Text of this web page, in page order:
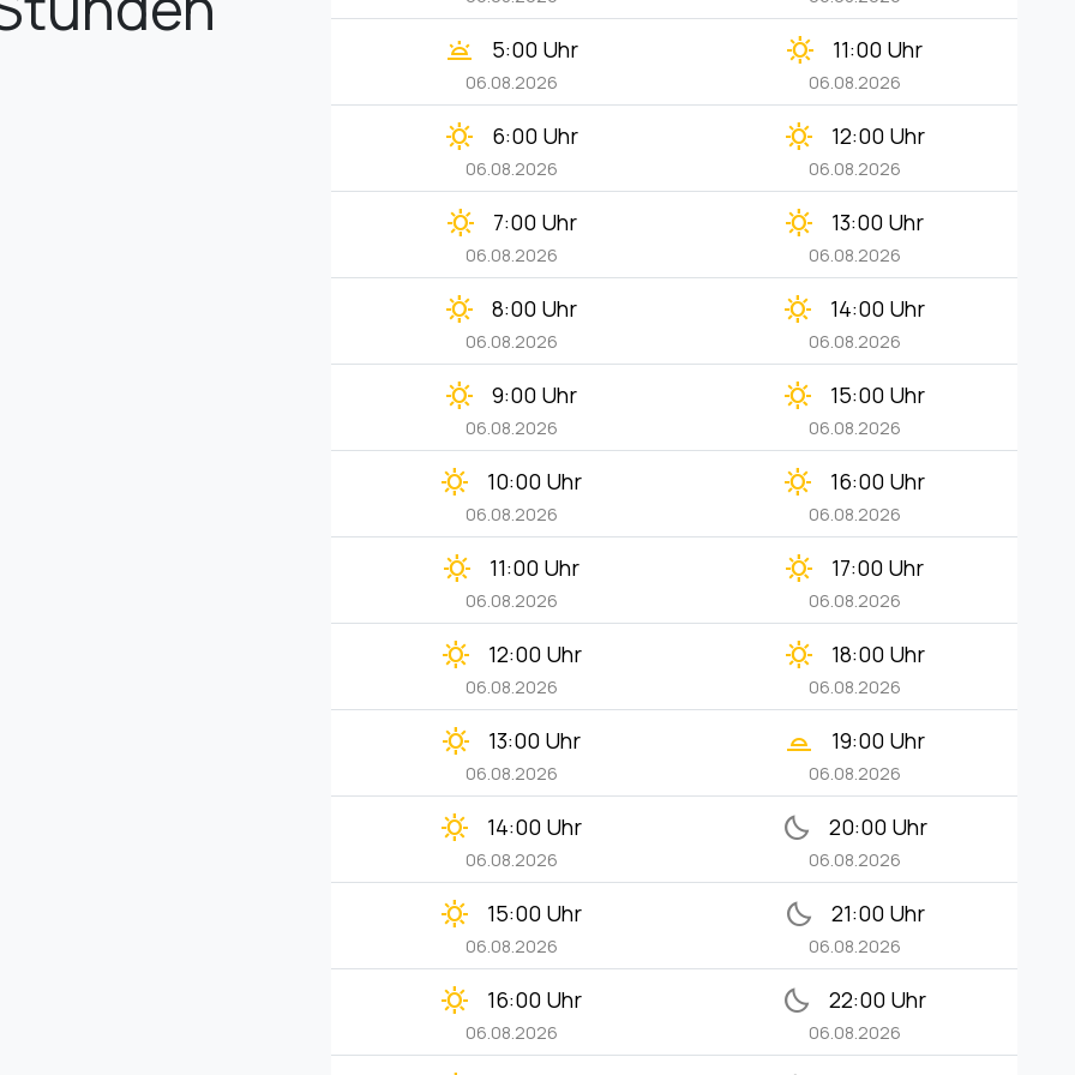
wb_twilight 5:00 Uhr
06.08.2026
clear_day 11:00 Uhr
06.08.2026
clear_day 6:00 Uhr
06.08.2026
clear_day 12:00 Uhr
06.08.2026
clear_day 7:00 Uhr
06.08.2026
clear_day 13:00 Uhr
06.08.2026
clear_day 8:00 Uhr
06.08.2026
clear_day 14:00 Uhr
06.08.2026
clear_day 9:00 Uhr
06.08.2026
clear_day 15:00 Uhr
06.08.2026
clear_day 10:00 Uhr
06.08.2026
clear_day 16:00 Uhr
06.08.2026
clear_day 11:00 Uhr
06.08.2026
clear_day 17:00 Uhr
06.08.2026
clear_day 12:00 Uhr
06.08.2026
clear_day 18:00 Uhr
06.08.2026
clear_day 13:00 Uhr
06.08.2026
wb_twilight_2 19:00 Uhr
06.08.2026
clear_day 14:00 Uhr
06.08.2026
bedtime 20:00 Uhr
06.08.2026
clear_day 15:00 Uhr
06.08.2026
bedtime 21:00 Uhr
06.08.2026
clear_day 16:00 Uhr
06.08.2026
bedtime 22:00 Uhr
06.08.2026